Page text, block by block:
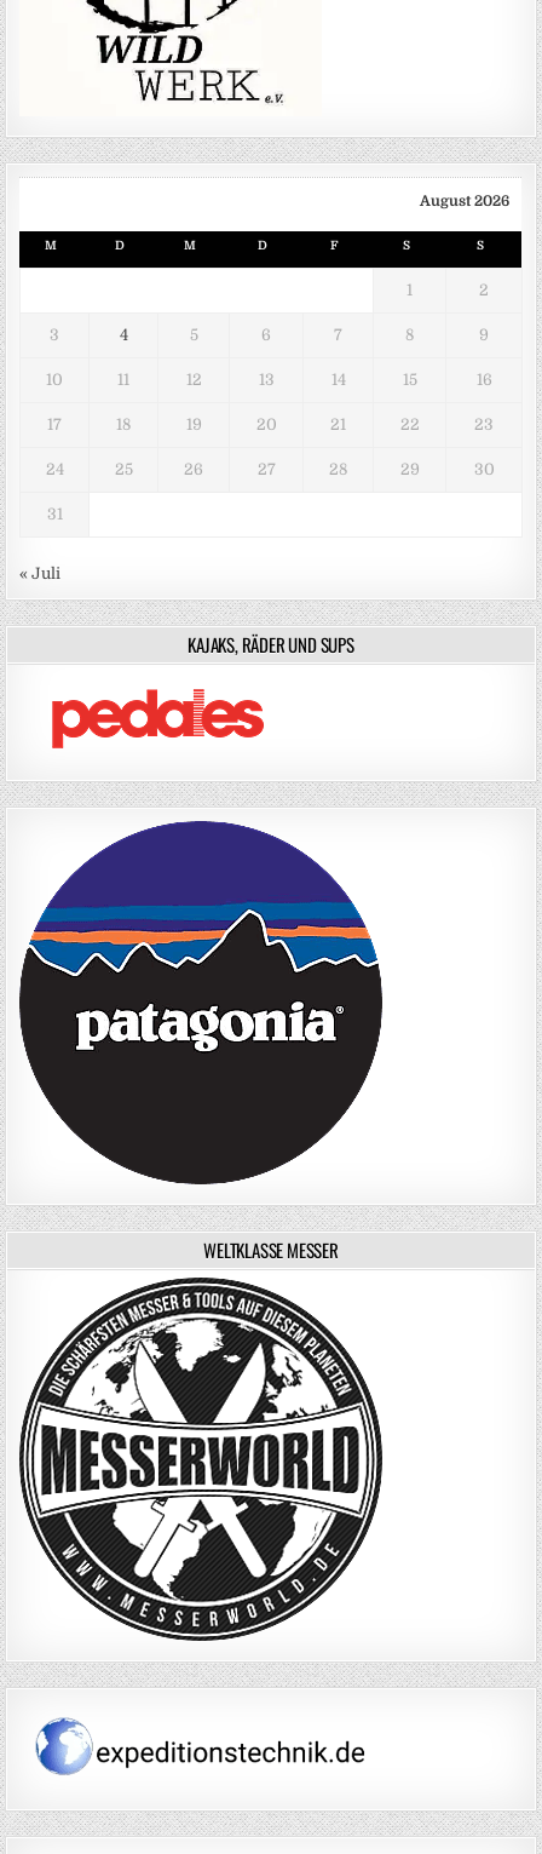
August 2026
M D M D F S S
1 2
3 4 5 6 7 8 9
10 11 12 13 14 15 16
17 18 19 20 21 22 23
24 25 26 27 28 29 30
31
« Juli
KAJAKS, RÄDER UND SUPS
WELTKLASSE MESSER